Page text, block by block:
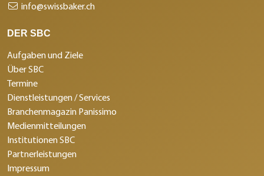
info@swissbaker.ch
DER SBC
Aufgaben und Ziele
Über SBC
Termine
Dienstleistungen / Services
Branchenmagazin Panissimo
Medienmitteilungen
Institutionen SBC
Partnerleistungen
Impressum